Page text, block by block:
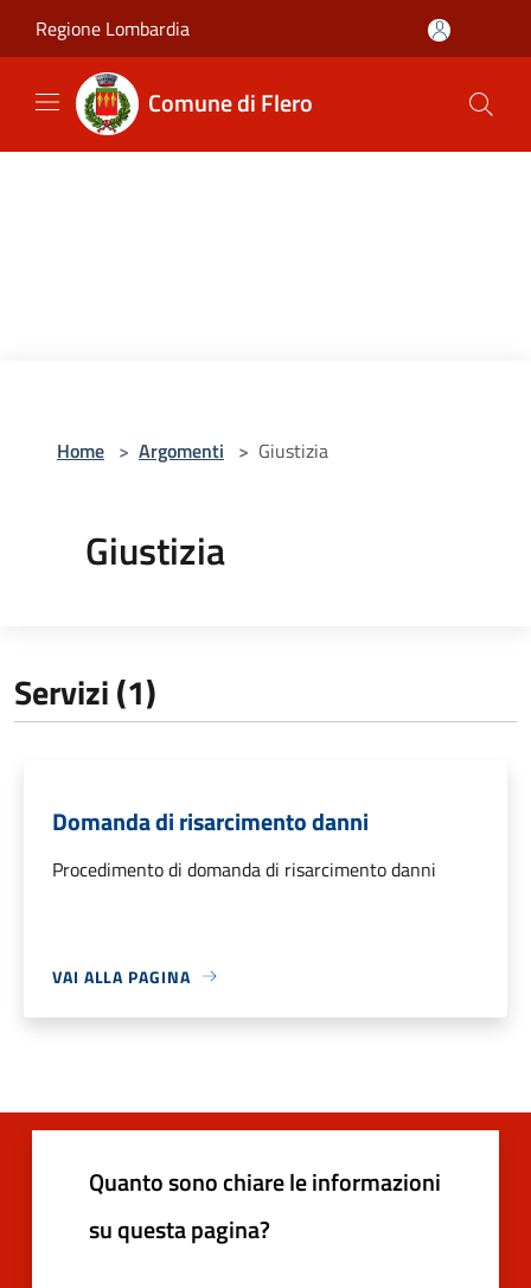
Regione Lombardia
Comune di Flero
Home > Argomenti > Giustizia
Giustizia
Servizi (1)
Domanda di risarcimento danni
Procedimento di domanda di risarcimento danni
VAI ALLA PAGINA
Quanto sono chiare le informazioni
su questa pagina?